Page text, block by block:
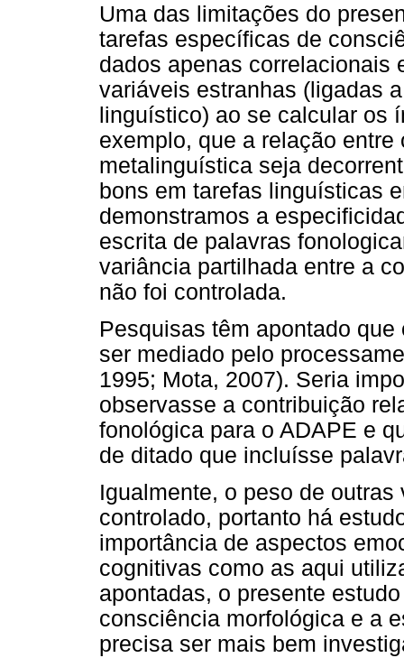
Uma das limitações do
tarefas específicas de
dados apenas correlacionais
variáveis estranhas (ligadas
linguístico) ao se calcular os
exemplo, que a relação
metalinguística seja
bons em tarefas linguísticas
demonstramos a
escrita de palavras
variância partilhada entre a
não foi controlada.
Pesquisas têm apontado
ser mediado pelo
1995; Mota, 2007). Seria
observasse a contribuição
fonológica para o ADAPE e
de ditado que incluísse
Igualmente, o peso de
controlado, portanto há
importância de aspectos
cognitivas como as aqui
apontadas, o presente
consciência morfológica e a
precisa ser mais bem